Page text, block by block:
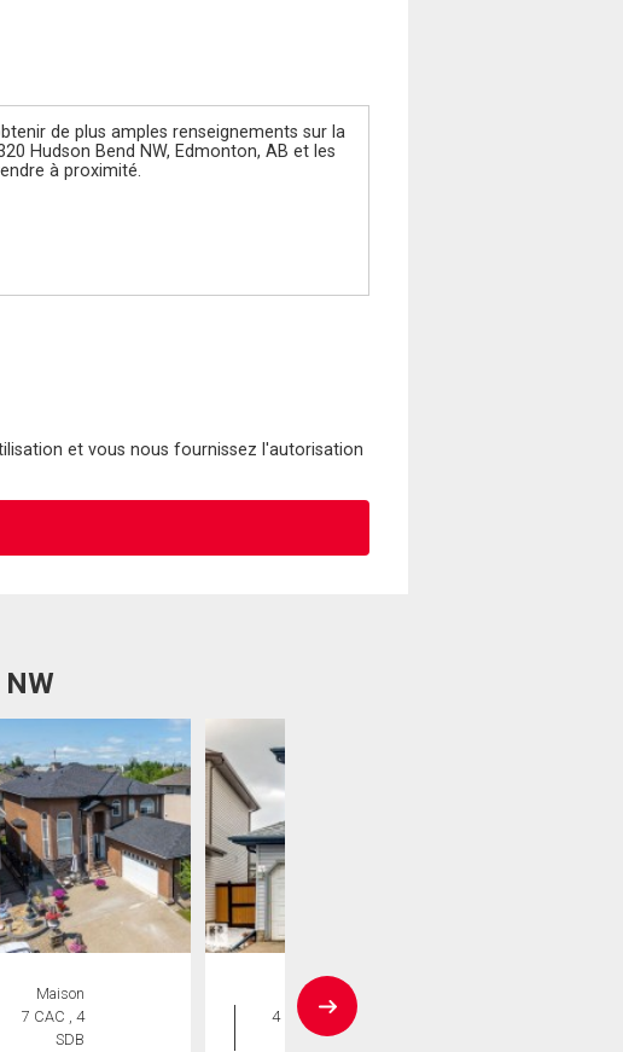
et vous nous fournissez l'autorisation
Maison
7 CAC , 4
SDB
Maison
4 CAC , 4
SDB